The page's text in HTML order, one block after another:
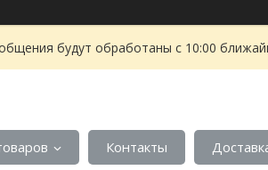
будут обработаны с 10:00
Контакты